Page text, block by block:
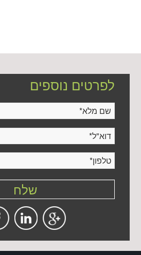
לפרטים נוספים
שם מלא*
דוא"ל*
טלפון*
שלח